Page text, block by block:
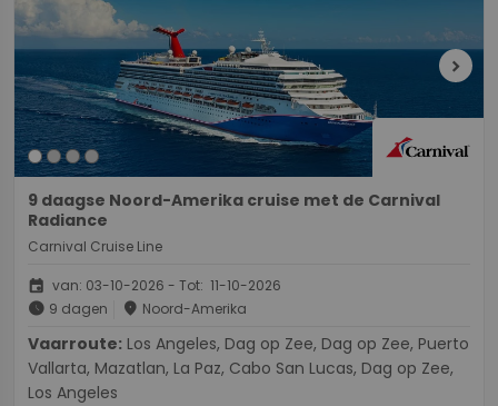
chevron_right
9 daagse Noord-Amerika cruise met de Carnival
Radiance
Carnival Cruise Line
event van: 03-10-2026 - Tot: 11-10-2026
schedule 9 dagen place Noord-Amerika
Vaarroute:
Vallarta, Mazatlan, La Paz, Cabo San Lucas, Dag op Zee,
Los Angeles